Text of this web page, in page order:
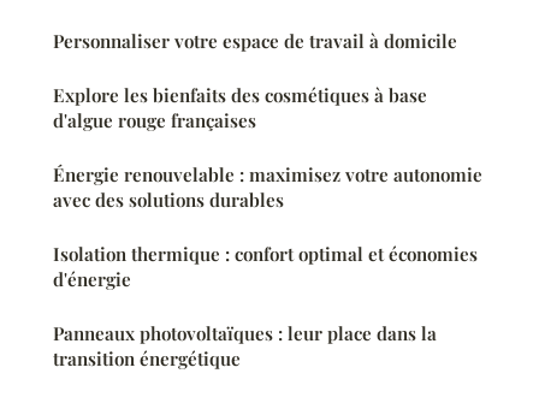
Personnaliser votre espace de travail à domicile
Explore les bienfaits des cosmétiques à base
d'algue rouge françaises
Énergie renouvelable : maximisez votre autonomie
avec des solutions durables
Isolation thermique : confort optimal et économies
d'énergie
Panneaux photovoltaïques : leur place dans la
transition énergétique